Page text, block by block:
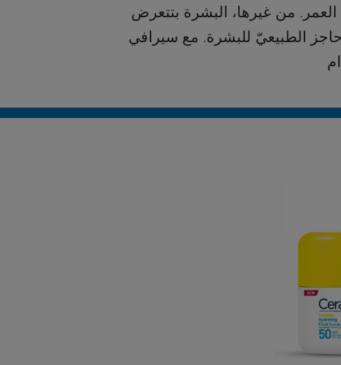
من غيرها، البشرة بتتعرض
الأساسية تقوي حاجز الطبيعيّ للبشرة. مع سيرافي